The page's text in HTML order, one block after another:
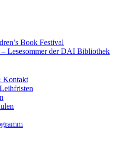
Book Festival
– Lesesommer der DAI Bibliothek
Kontakt